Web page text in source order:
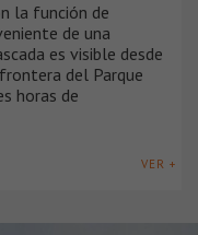
la función de
de una
es visible desde
del Parque
horas de
VER +